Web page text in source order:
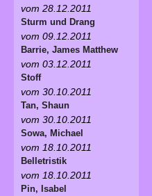
vom 28.12.2011
Sturm und Drang
vom 09.12.2011
Barrie, James Matthew
vom 03.12.2011
Stoff
vom 30.10.2011
Tan, Shaun
vom 30.10.2011
Sowa, Michael
vom 18.10.2011
Belletristik
vom 18.10.2011
Pin, Isabel